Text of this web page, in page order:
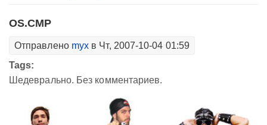
OS.CMP
Отправлено myx в Чт, 2007-10-04 01:59
Tags:
Шедеврально. Без комментариев.